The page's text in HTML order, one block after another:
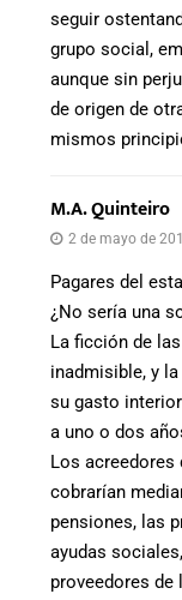
seguir
grupo social,
aunque sin
de origen de
mismos
M.A. Quinteiro
2 de mayo de
Pagares del
¿No sería una
La ficción de
inadmisible, y
su gasto
a uno o dos
Los
cobrarían
pensiones, las
ayudas
proveedores de